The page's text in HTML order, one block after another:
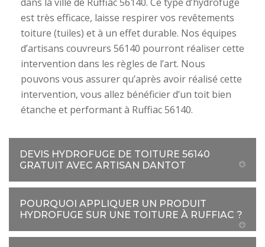
est très efficace, laisse respirer vos revêtements
toiture (tuiles) et à un effet durable. Nos équipes
d’artisans couvreurs 56140 pourront réaliser cette
intervention dans les règles de l’art. Nous
pouvons vous assurer qu’après avoir réalisé cette
intervention, vous allez bénéficier d’un toit bien
étanche et performant à Ruffiac 56140.
DEVIS HYDROFUGE DE TOITURE 56140
GRATUIT AVEC ARTISAN DANTOT
POURQUOI APPLIQUER UN PRODUIT
HYDROFUGE SUR UNE TOITURE À RUFFIAC ?